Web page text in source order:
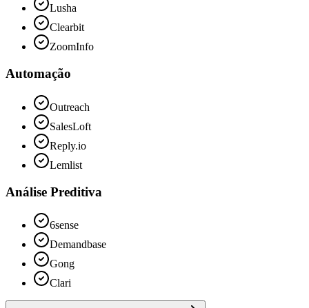
Lusha
Clearbit
ZoomInfo
Automação
Outreach
SalesLoft
Reply.io
Lemlist
Análise Preditiva
6sense
Demandbase
Gong
Clari